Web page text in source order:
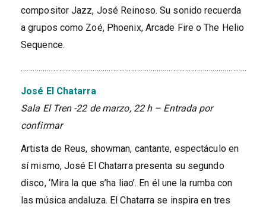
compositor Jazz, José Reinoso. Su sonido recuerda
a grupos como Zoé, Phoenix, Arcade Fire o The Helio
Sequence.
…………………………………………………………………………………………………..
José El Chatarra
Sala El Tren -22 de marzo, 22 h – Entrada por
confirmar
Artista de Reus, showman, cantante, espectáculo en
sí mismo, José El Chatarra presenta su segundo
disco, ‘Mira la que s’ha liao’. En él une la rumba con
las música andaluza. El Chatarra se inspira en tres